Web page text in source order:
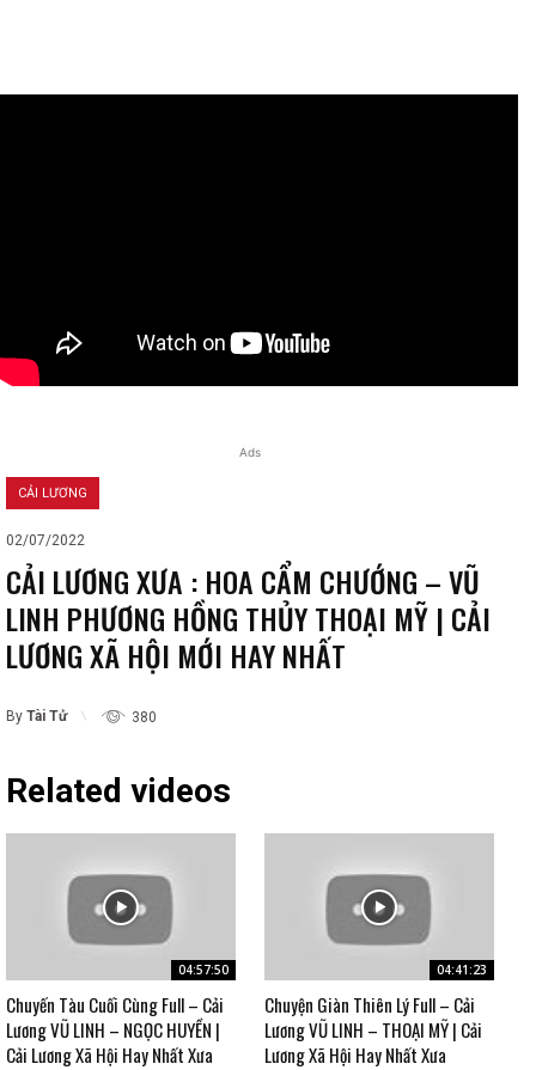
Ads
CẢI LƯƠNG
02/07/2022
CẢI LƯƠNG XƯA : HOA CẨM CHƯỚNG – VŨ
LINH PHƯƠNG HỒNG THỦY THOẠI MỸ | CẢI
LƯƠNG XÃ HỘI MỚI HAY NHẤT
By Tài Tử 380
Related videos
04:57:50
Chuyến Tàu Cuối Cùng Full – Cải
Lương VŨ LINH – NGỌC HUYỀN |
Cải Lương Xã Hội Hay Nhất Xưa
04:41:23
Chuyện Giàn Thiên Lý Full – Cải
Lương VŨ LINH – THOẠI MỸ | Cải
Lương Xã Hội Hay Nhất Xưa